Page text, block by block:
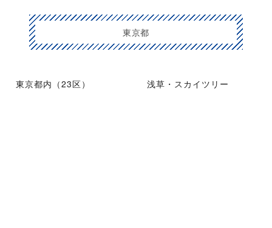
東京都
東京都内（23区） 浅草・スカイツリー